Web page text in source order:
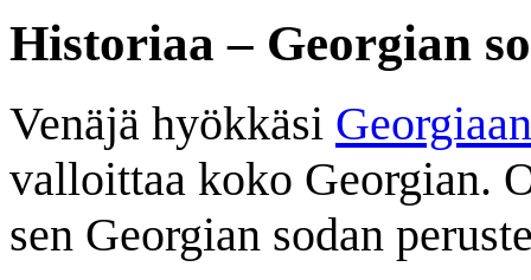
Historiaa – Georgian
Venäjä hyökkäsi
valloittaa koko Georgian.
sen Georgian sodan